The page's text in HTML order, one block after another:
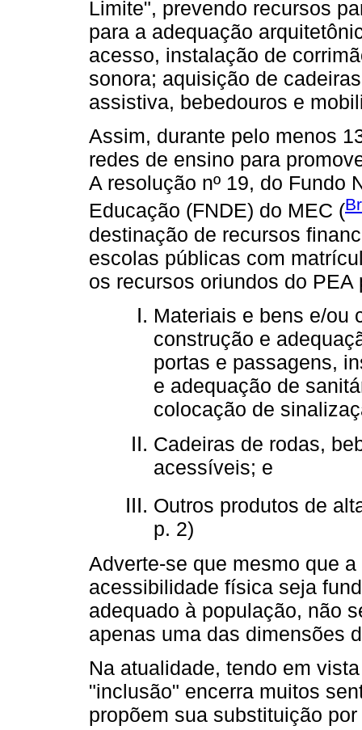
Limite", prevendo recursos
para a adequação
acesso, instalação de
sonora; aquisição de
assistiva, bebedouros e
Assim, durante pelo menos
redes de ensino para
A resolução nº 19, do Fundo
Educação (FNDE) do MEC (
destinação de recursos
escolas públicas com
os recursos oriundos do
Materiais e bens e/ou
construção e
portas e passagens,
e adequação de
colocação de
Cadeiras de rodas,
acessíveis; e
Outros produtos de
p. 2)
Adverte-se que mesmo que
acessibilidade física seja
adequado à população, não
apenas uma das dimensões
Na atualidade, tendo em
"inclusão" encerra muitos
propõem sua substituição